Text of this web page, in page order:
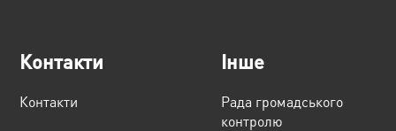
Контакти
Контакти
Інше
Рада громадського
контролю